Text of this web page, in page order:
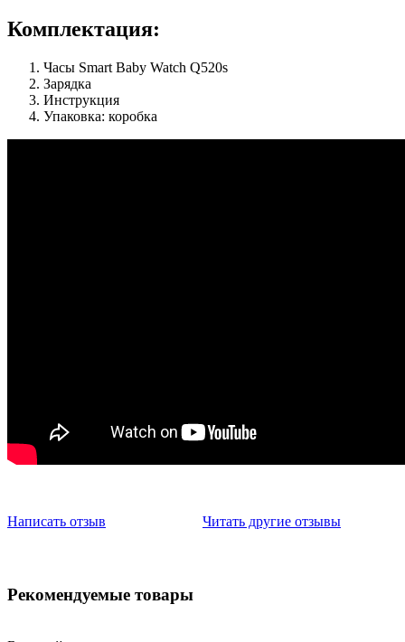
Комплектация:
Часы Smart Baby Watch Q520s
Зарядка
Инструкция
Упаковка: коробка
Написать отзыв Читать другие отзывы
Рекомендуемые товары